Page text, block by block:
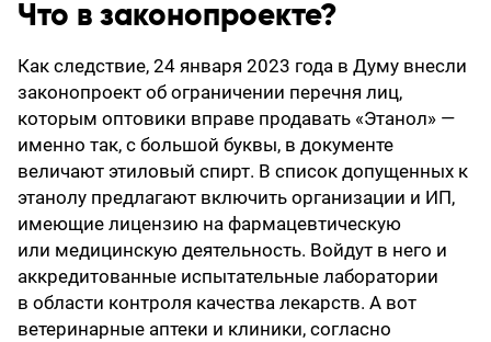
Что в законопроекте?
Как следствие, 24 января 2023 года в Думу внесли
законопроект об ограничении перечня лиц,
которым оптовики вправе продавать «Этанол» —
именно так, с большой буквы, в документе
величают этиловый спирт. В список допущенных к
этанолу предлагают включить организации и ИП,
имеющие лицензию на фармацевтическую
или медицинскую деятельность. Войдут в него и
аккредитованные испытательные лаборатории
в области контроля качества лекарств. А вот
ветеринарные аптеки и клиники, согласно